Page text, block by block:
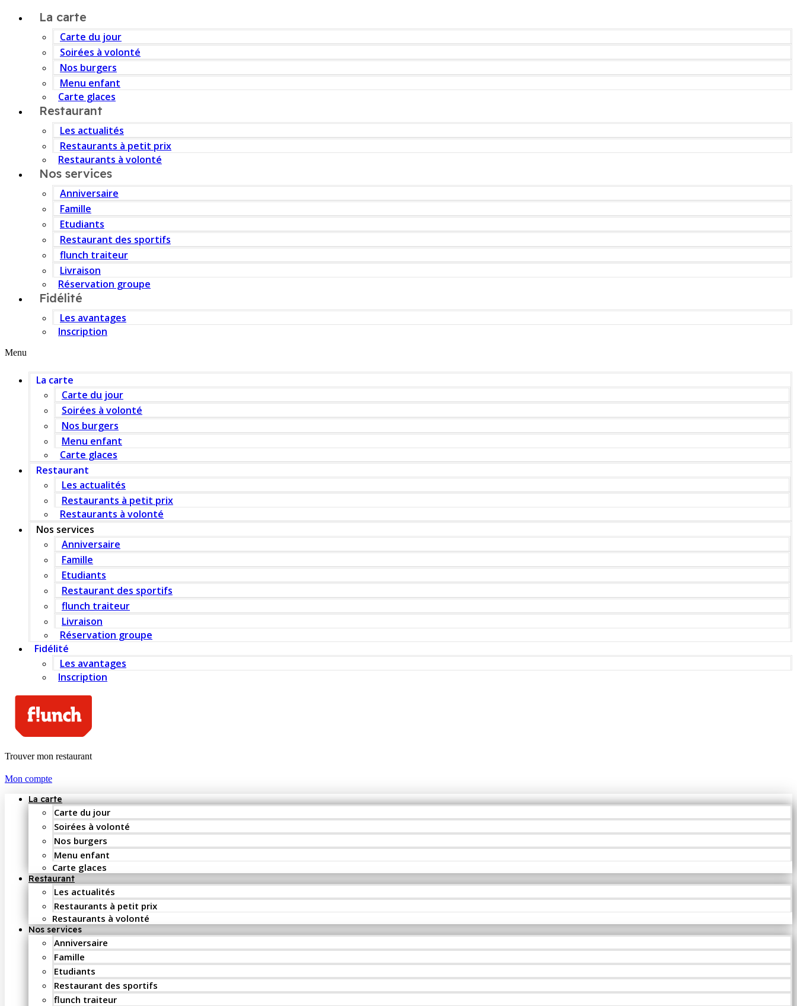
La carte
Carte du jour
Soirées à volonté
Nos burgers
Menu enfant
Carte glaces
Restaurant
Les actualités
Restaurants à petit prix
Restaurants à volonté
Nos services
Anniversaire
Famille
Etudiants
Restaurant des sportifs
flunch traiteur
Livraison
Réservation groupe
Fidélité
Les avantages
Inscription
Menu
La carte
Carte du jour
Soirées à volonté
Nos burgers
Menu enfant
Carte glaces
Restaurant
Les actualités
Restaurants à petit prix
Restaurants à volonté
Nos services
Anniversaire
Famille
Etudiants
Restaurant des sportifs
flunch traiteur
Livraison
Réservation groupe
Fidélité
Les avantages
Inscription
Trouver mon restaurant
Mon compte
La carte
Carte du jour
Soirées à volonté
Nos burgers
Menu enfant
Carte glaces
Restaurant
Les actualités
Restaurants à petit prix
Restaurants à volonté
Nos services
Anniversaire
Famille
Etudiants
Restaurant des sportifs
flunch traiteur